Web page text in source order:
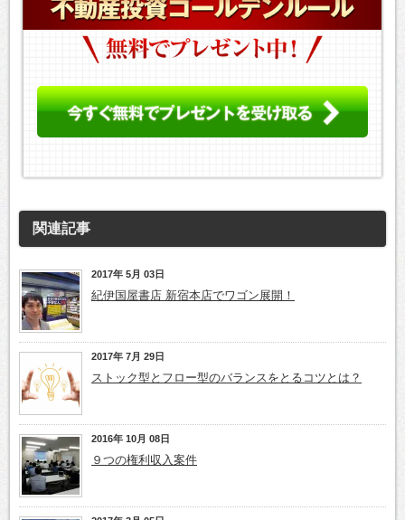
関連記事
2017年 5月 03日
紀伊国屋書店 新宿本店でワゴン展開！
2017年 7月 29日
ストック型とフロー型のバランスをとるコツとは？
2016年 10月 08日
９つの権利収入案件